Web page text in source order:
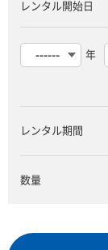
レンタル開始日
年
レンタル期間
数量